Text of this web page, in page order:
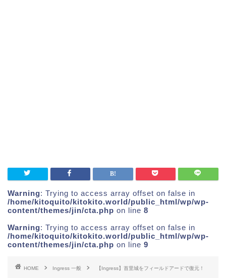
Warning: Trying to access array offset on false in
/home/kitoquito/kitokito.world/public_html/wp/wp-
content/themes/jin/cta.php on line 8
Warning: Trying to access array offset on false in
/home/kitoquito/kitokito.world/public_html/wp/wp-
content/themes/jin/cta.php on line 9
HOME Ingress 一般 【Ingress】首里城をフィールドアードで復元！